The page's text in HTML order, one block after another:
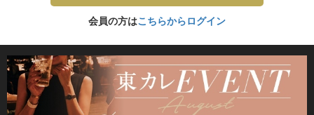
会員の方はこちらからログイン